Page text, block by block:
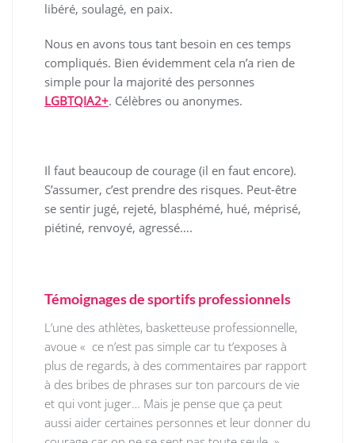
libéré, soulagé, en paix.
Nous en avons tous tant besoin en ces temps
compliqués. Bien évidemment cela n’a rien de
simple pour la majorité des personnes
LGBTQIA2+. Célèbres ou anonymes.
Il faut beaucoup de courage (il en faut encore).
S’assumer, c’est prendre des risques. Peut-être
se sentir jugé, rejeté, blasphémé, hué, méprisé,
piétiné, renvoyé, agressé….
Témoignages de sportifs professionnels
L’une des athlètes, basketteuse professionnelle,
avoue « ce n’est pas simple car tu t’exposes à
plus de regards, à des commentaires par rapport
à des bribes de phrases sur ton parcours de vie
et qui vont juger… Mais je pense que ça peut
aussi aider certaines personnes et leur donner du